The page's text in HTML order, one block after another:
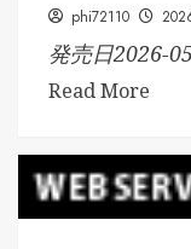
phi72110
発売日2026-
Read More